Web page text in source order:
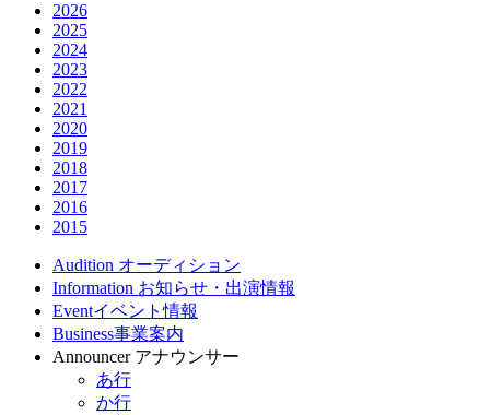
2026
2025
2024
2023
2022
2021
2020
2019
2018
2017
2016
2015
Audition オーディション
Information お知らせ・出演情報
Eventイベント情報
Business事業案内
Announcer アナウンサー
あ行
か行